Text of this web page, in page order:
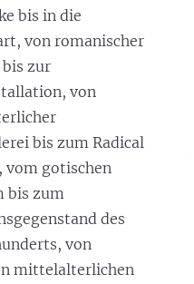
bis in die
von romanischer
zur
von
bis zum Radical
vom gotischen
bis zum
des
von
mittelalterlichen